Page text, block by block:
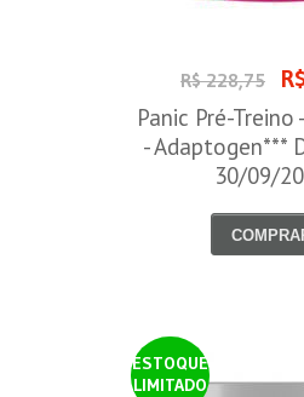
R$ 228,75
Panic Pré-Treino
- Adaptogen***
30/09/
ESTOQUE
LIMITADO